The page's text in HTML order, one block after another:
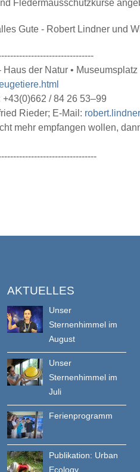
Fledermausschutzkurse
Gute - Robert Lindner und
Haus der Natur •
+43(0)662 / 84 26 53–99
Rieder; E-Mail:
mehr empfangen wollen,
AKTUELLES
Unser
Sternenhimmel im
August
Unser
Sternenhimmel im
Juli
Ferienprogramm
Publikation: Urban
Ecology